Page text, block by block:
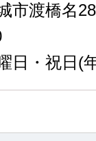
市渡橋名
日・祝日 (